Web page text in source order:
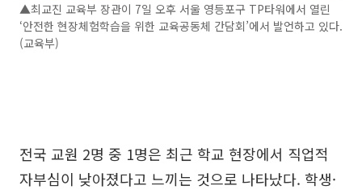
▲최교진 교육부 장관이 7일 오후 서울 영등포구 TP타워에서 열린
‘안전한 현장체험학습을 위한 교육공동체 간담회’에서 발언하고 있다.
(교육부)
전국 교원 2명 중 1명은 최근 학교 현장에서 직업적
자부심이 낮아졌다고 느끼는 것으로 나타났다. 학생·